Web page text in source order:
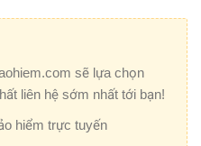
sẽ lựa chọn
liên hệ sớm nhất tới bạn!
hiểm trực tuyến